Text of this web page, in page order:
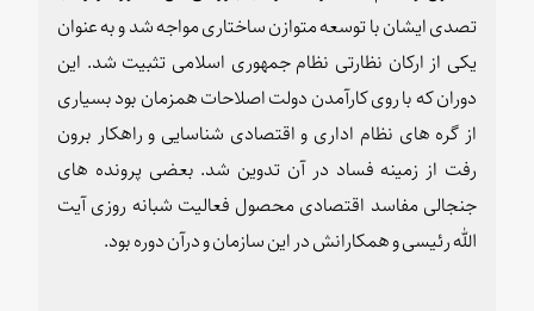
تصدی ایشان با توسعه متوازن ساختاری مواجه شد و به عنوان
یکی از ارکان نظارتی نظام جمهوری اسلامی تثبیت شد. این
دوران که با روی کارآمدن دولت اصلاحات همزمان بود بسیاری
از گره های نظام اداری و اقتصادی شناسایی و راهکار برون
رفت از زمینه فساد در آن تدوین شد. بعضی پرونده های
جنجالی مفاسد اقتصادی محصول فعالیت شبانه روزی آیت
الله رئیسی و همکارانش در این سازمان و درآن دوره بود.